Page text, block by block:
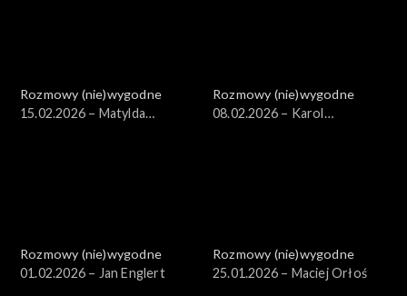
Rozmowy (nie)wygodne
15.02.2026 – Matylda
Rozmowy (nie)wygodne
08.02.2026 – Karol
Rozmowy (nie)wygodne
01.02.2026 – Jan Englert
Rozmowy (nie)wygodne
25.01.2026 – Maciej Orłoś